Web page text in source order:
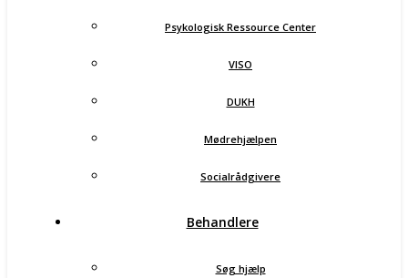
Psykologisk Ressource Center
VISO
DUKH
Mødrehjælpen
Socialrådgivere
Behandlere
Søg hjælp